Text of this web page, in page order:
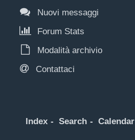
Nuovi messaggi
Forum Stats
Modalità archivio
Contattaci
Index Search Calendar